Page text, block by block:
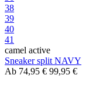
38
39
40
41
camel active
Sneaker split NAVY
Ab 74,95 € 99,95 €